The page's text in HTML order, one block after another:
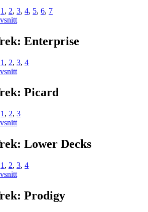
1 , 2, 3, 4, 5, 6, 7
Enterprise
1 , 2, 3, 4
Picard
1 , 2, 3
Lower Decks
1 , 2, 3, 4
Prodigy